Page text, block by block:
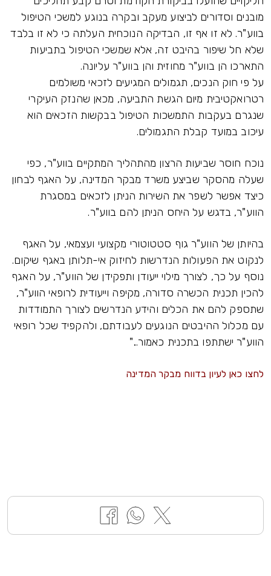
מובנים וסדורים לביצוע מעקב ובקרה בנוגע למשכי הטיפול
בווע"ר. לא זו אף זו, הבדיקה הנוכחית העלתה כי לא זו בלבד
שלא חל שיפור בהיבט זה, אלא שמשכי הטיפול בתביעות
התארכו הן בווע"ר מחוזית והן בווע"ר עליונה.
על פי חוק הנכים, תגמולים המגיעים לזכאי משולמים
רטרואקטיבית מיום הגשת התביעה, מכאן שהנזק העיקרי
שנגרם בעקבות התמשכות הטיפול בבקשות הזכאים הוא
עיכוב במועד קבלת התגמולים.
נוכח חוסר שביעות הרצון מהתהליך המתקיים בווע"ר, כפי
שעלה מהסקר שביצע משרד מבקר המדינה, על האגף לבחון
כיצד אפשר לשפר את השירות הניתן לזכאים במסגרת
הווע"ר, בדגש על היחס הניתן להם בווע"ר.
בהיותן של הווע"ר גוף סטטוטורי מקצועי ועצמאי, על האגף
לנקוט את הפעולות הנדרשות לחיזוק אי-תלותן באגף שיקום.
נוסף על כך, לצורך מילוי ייעודן ותפקידן של הווע"ר, על האגף
להכין תכנית הכשרה סדורה, מקיפה וייעודית לרופאי הווע"ר,
שתספק להם את הכלים והידע הנדרשים לצורך התמודדות
עם מכלול ההיבטים הנוגעים לעבודתם, ולהקפיד שכל רופאי
הווע"ר ישתתפו בתכנית כאמור..."
לחצו כאן לעיון בדווח מבקר המדינה